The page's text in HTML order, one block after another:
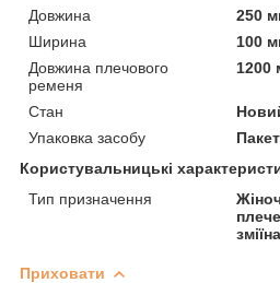
Довжина
250
Ширина
100
Довжина плечового
ременя
1200
Стан
Упаковка засобу
Користувальницькі
Тип призначення
Приховати